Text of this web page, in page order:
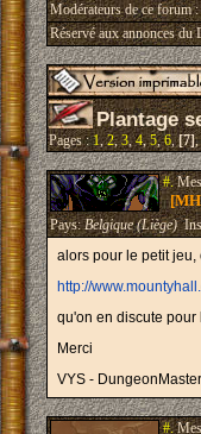
Modérateurs de ce forum :
Réservé aux annonces du
Plantage
Pages :1,2,3,4,5,6,[7],
#.
[MH
Pays:Belgique (Liège)
alors pour le petit jeu,
http://
qu'on en discute
Merci
VYS - DungeonMaster
#.